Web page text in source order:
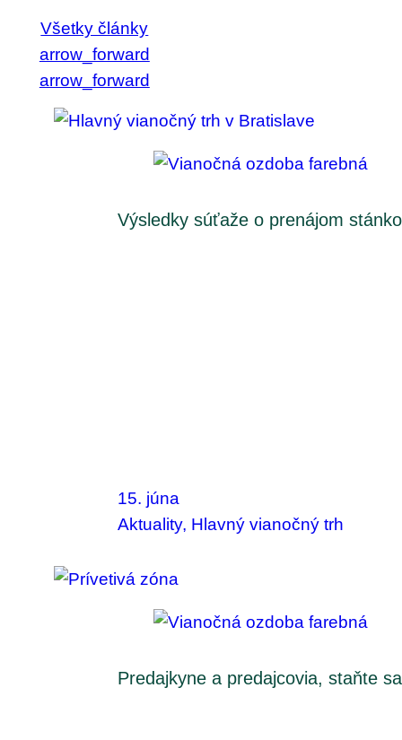
Všetky články
arrow_forward
arrow_forward
Výsledky súťaže o prenájom
15. júna
Aktuality, Hlavný vianočný trh
Predajkyne a predajcovia, staňte